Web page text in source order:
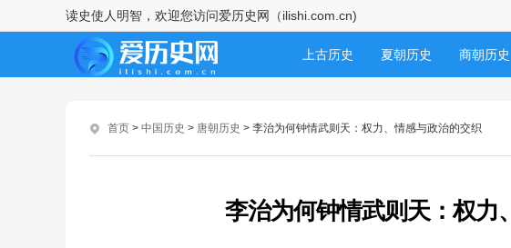
读史使人明智，欢迎您访问爱历史网（ilishi.com.cn)
上古历史 夏朝历史 商朝历史
首页 > 中国历史 > 唐朝历史 > 李治为何钟情武则天：权力、情感与政治的交织
李治为何钟情武则天：权力
李密错失长安：战略误判与历史
时机的双重困境
李渊的抉择与李世民的急流勇
安史之乱风云：盛世崩塌与唐玄